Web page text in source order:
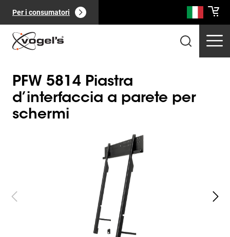
Per i consumatori
0):
PFW 5814 Piastra
d’interfaccia a parete per
schermi